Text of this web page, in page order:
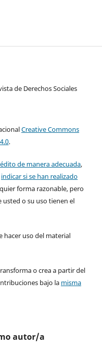
de Derechos Sociales
Creative Commons
.
de manera adecuada,
indicar si se han realizado
forma razonable, pero
o su uso tienen el
hacer uso del material
o crea a partir del
bajo la misma
autor/a